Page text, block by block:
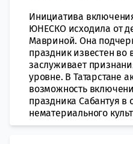
Инициатива
ЮНЕСКО исходила от
Мавриной. Она
праздник известен во
заслуживает
уровне. В Татарстане
возможность
праздника Сабантуя в
нематериального